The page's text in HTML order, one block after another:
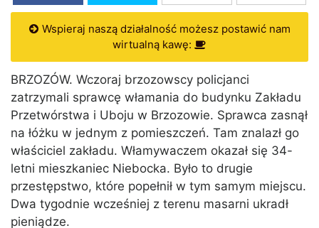
Wspieraj naszą działalność możesz postawić nam
wirtualną kawę:
BRZOZÓW. Wczoraj brzozowscy policjanci
zatrzymali sprawcę włamania do budynku Zakładu
Przetwórstwa i Uboju w Brzozowie. Sprawca zasnął
na łóżku w jednym z pomieszczeń. Tam znalazł go
właściciel zakładu. Włamywaczem okazał się 34-
letni mieszkaniec Niebocka. Było to drugie
przestępstwo, które popełnił w tym samym miejscu.
Dwa tygodnie wcześniej z terenu masarni ukradł
pieniądze.